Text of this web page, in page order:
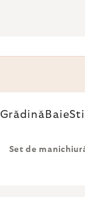
Grădină Baie
Set de